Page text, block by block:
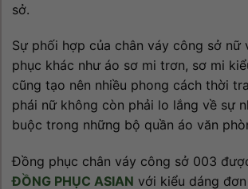
sở.
Sự phối hợp của chân váy công sở nữ
phục khác như áo sơ mi trơn, sơ mi
cũng tạo nên nhiều phong cách thời
phái nữ không còn phải lo lắng về sự
buộc trong những bộ quần áo văn
Đồng phục chân váy công sở 003
ĐỒNG PHỤC ASIAN với kiểu dáng